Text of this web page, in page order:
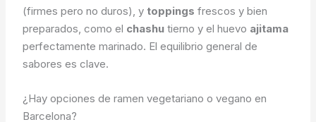
(firmes pero no duros), y toppings frescos y bien
preparados, como el chashu tierno y el huevo ajitama
perfectamente marinado. El equilibrio general de
sabores es clave.
¿Hay opciones de ramen vegetariano o vegano en
Barcelona?